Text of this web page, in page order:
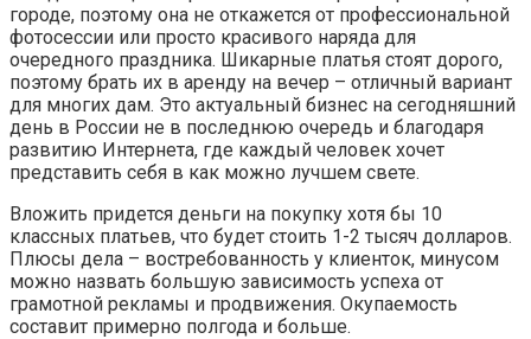
городе, поэтому она не откажется от профессиональной
фотосессии или просто красивого наряда для
очередного праздника. Шикарные платья стоят дорого,
поэтому брать их в аренду на вечер – отличный вариант
для многих дам. Это актуальный бизнес на сегодняшний
день в России не в последнюю очередь и благодаря
развитию Интернета, где каждый человек хочет
представить себя в как можно лучшем свете.
Вложить придется деньги на покупку хотя бы 10
классных платьев, что будет стоить 1-2 тысяч долларов.
Плюсы дела – востребованность у клиенток, минусом
можно назвать большую зависимость успеха от
грамотной рекламы и продвижения. Окупаемость
составит примерно полгода и больше.